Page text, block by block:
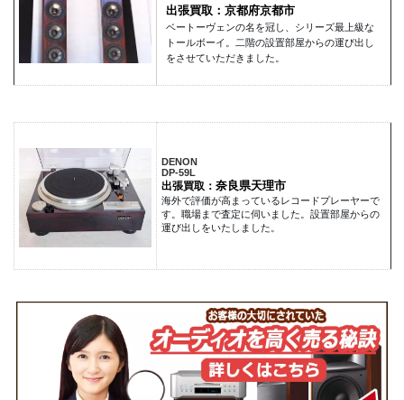
出張買取：京都府京都市
ベートーヴェンの名を冠し、シリーズ最上級な
トールボーイ。二階の設置部屋からの運び出し
をさせていただきました。
DENON
DP-59L
出張買取： 奈良県天理市
海外で評価が高まっているレコードプレーヤーで
す。職場まで査定に伺いました。設置部屋からの
運び出しをいたしました。